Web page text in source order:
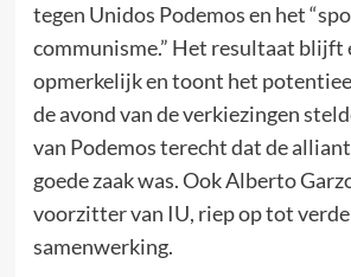
tegen Unidos Podemos en het
communisme.” Het resultaat blijft
opmerkelijk en toont het
de avond van de verkiezingen
van Podemos terecht dat de
goede zaak was. Ook Alberto
voorzitter van IU, riep op tot
samenwerking.